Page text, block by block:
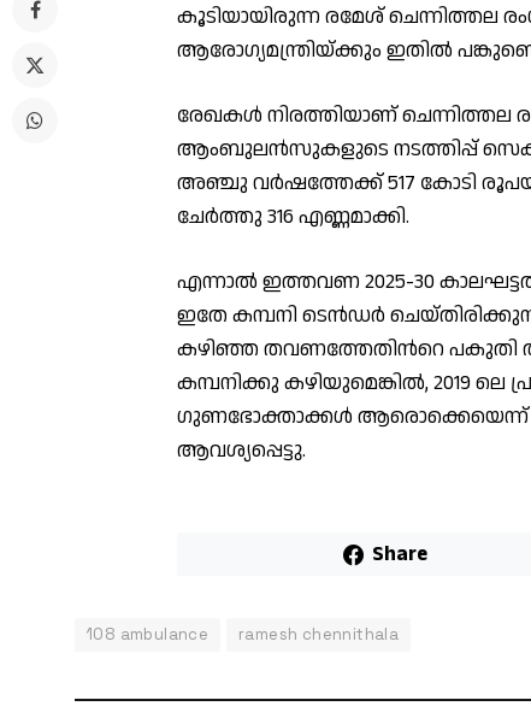
കൂടിയായിരുന്ന രമേശ് ചെന്നിത്തല
ആരോഗ്യമന്ത്രിയ്ക്കും ഇതില്‍
രേഖകള്‍ നിരത്തിയാണ് ചെന്നിത്തല
ആംബുലന്‍സുകളുടെ നടത്തിപ്പ്
അഞ്ചു വര്‍ഷത്തേക്ക് 517 കോടി
ചേര്‍ത്തു 316 എണ്ണമാക്കി.
എന്നാല്‍ ഇത്തവണ 2025-30
ഇതേ കമ്പനി ടെന്‍ഡര്‍
കഴിഞ്ഞ തവണത്തേതിന്‍റെ
കമ്പനിക്കു കഴിയുമെങ്കില്‍, 2019
ഗുണഭോക്താക്കള്‍ ആരൊക്കെയെന്ന്
ആവശ്യപ്പെട്ടു.
Share
108 ambulance ramesh chennithala